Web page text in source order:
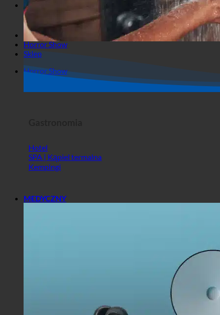
Horror Show
Sklep
Horror Show
Gastronomia
Hotel